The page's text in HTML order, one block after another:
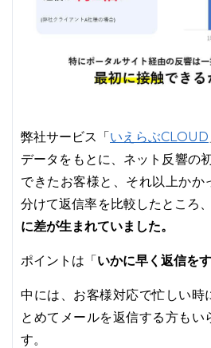
弊社サービス「 いえらぶCLOUD
データをもとに、ネット反響の
できたお客様と、それ以上かか
分けて返信率を比較したところ
に差が生まれていました。
ポイントは「 いかに早く返信を
中には、お客様対応で忙しい時
とめてメールを返信する方もい
す。